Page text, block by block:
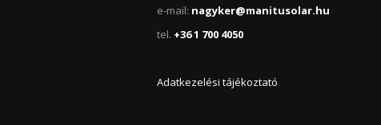
e-mail: nagyker@manitusolar.hu
tel. +36 1 700 4050
Adatkezelési tájékoztató